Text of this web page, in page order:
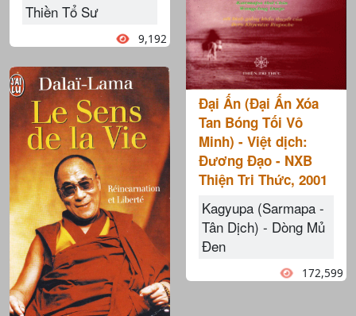
Thiền Tổ Sư
9,192
Đại Ấn (Đại Ấn Xóa
Tan Bóng Tối Vô
Minh) - Việt dịch:
Đương Đạo - NXB
Thiện Tri Thức, 2001
Kagyupa (Sarmapa -
Tân Dịch) - Dòng Mủ
Đen
172,599